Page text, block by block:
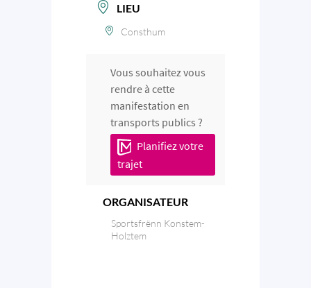
LIEU
Consthum
Vous souhaitez vous
rendre à cette
manifestation en
transports publics ?
Planifiez votre
trajet
ORGANISATEUR
Sportsfrënn Konstem-
Holztem